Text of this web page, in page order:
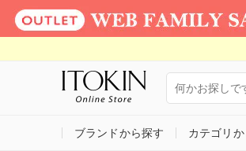
ブランドから探す カテゴリ